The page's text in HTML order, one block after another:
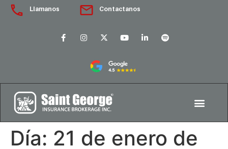
Llamanos Contactanos
Día: 21 de enero de